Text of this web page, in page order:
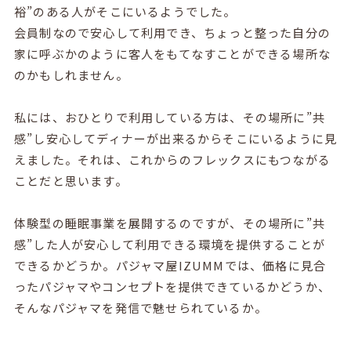
裕”のある人がそこにいるようでした。
会員制なので安心して利用でき、ちょっと整った自分の
家に呼ぶかのように客人をもてなすことができる場所な
のかもしれません。
私には、おひとりで利用している方は、その場所に”共
感”し安心してディナーが出来るからそこにいるように見
えました。それは、これからのフレックスにもつながる
ことだと思います。
体験型の睡眠事業を展開するのですが、その場所に”共
感”した人が安心して利用できる環境を提供することが
できるかどうか。パジャマ屋IZUMMでは、価格に見合
ったパジャマやコンセプトを提供できているかどうか、
そんなパジャマを発信で魅せられているか。